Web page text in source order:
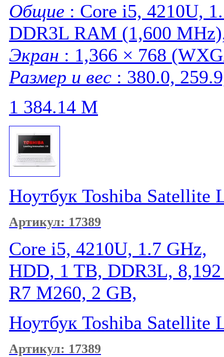
Общие : Core i5, 4210U,
DDR3L RAM (1,600
Экран : 1,366 × 768
Размер и вес : 380.0,
1 384.14 M
Ноутбук Toshiba Satellite
Артикул: 17389
Core i5, 4210U, 1.7 GHz,
HDD, 1 TB, DDR3L,
R7 M260, 2 GB,
Ноутбук Toshiba Satellite
Артикул: 17389